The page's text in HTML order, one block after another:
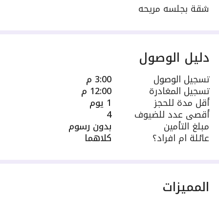
شقة بجلسه مريحه
دليل الوصول
تسجيل الوصول 3:00 م
تسجيل المغادرة 12:00 م
أقل مدة للحجز 1 يوم
أقصى عدد للضيوف 4
مبلغ التأمين بدون رسوم
عائلة ام افراد؟ كلاهما
المميزات